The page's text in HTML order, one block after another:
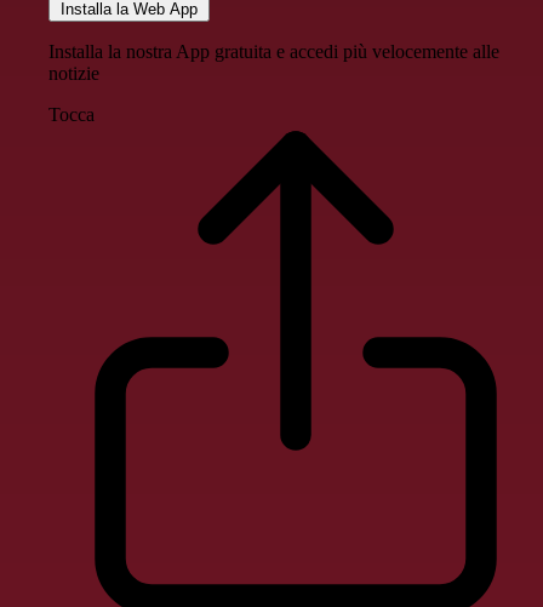
Installa la Web App
Installa la nostra App gratuita e accedi più velocemente alle
notizie
Tocca